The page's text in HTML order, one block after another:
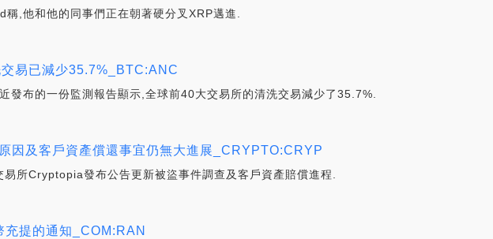
,他和他的同事們正在朝著硬分叉XRP邁進.
易已減少35.7%_BTC:ANC
布的一份監測報告顯示,全球前40大交易所的清洗交易減少了35.7%.
因及客戶資產償還事宜仍無大進展_CRYPTO:CRYP
所Cryptopia發布公告更新被盜事件調查及客戶資產賠償進程.
充提的通知_COM:RAN